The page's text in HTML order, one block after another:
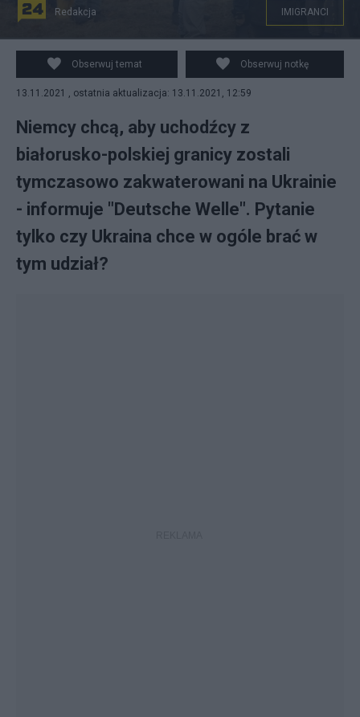
Leonid Shcheglov/BELTA/TASS / PAP/ITAR-TASS.
Redakcja IMIGRANCI
Obserwuj temat Obserwuj notkę
13.11.2021 , ostatnia aktualizacja: 13.11.2021, 12:59
Niemcy chcą, aby uchodźcy z
białorusko-polskiej granicy zostali
tymczasowo zakwaterowani na Ukrainie
- informuje "Deutsche Welle". Pytanie
tylko czy Ukraina chce w ogóle brać w
tym udział?